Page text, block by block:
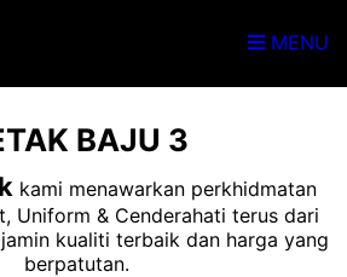
MENU
BAJU 3
kami menawarkan perkhidmatan
Uniform & Cenderahati terus dari
kualiti terbaik dan harga yang
berpatutan.